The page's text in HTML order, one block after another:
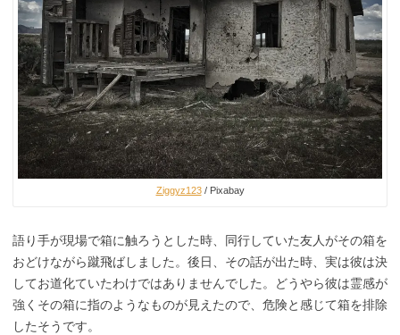
Ziggyz123/ Pixabay
語り手が現場で箱に触ろうとした時、同行していた友人がその箱を
おどけながら蹴飛ばしました。後日、その話が出た時、実は彼は決
してお道化ていたわけではありませんでした。どうやら彼は霊感が
強くその箱に指のようなものが見えたので、危険と感じて箱を排除
したそうです。